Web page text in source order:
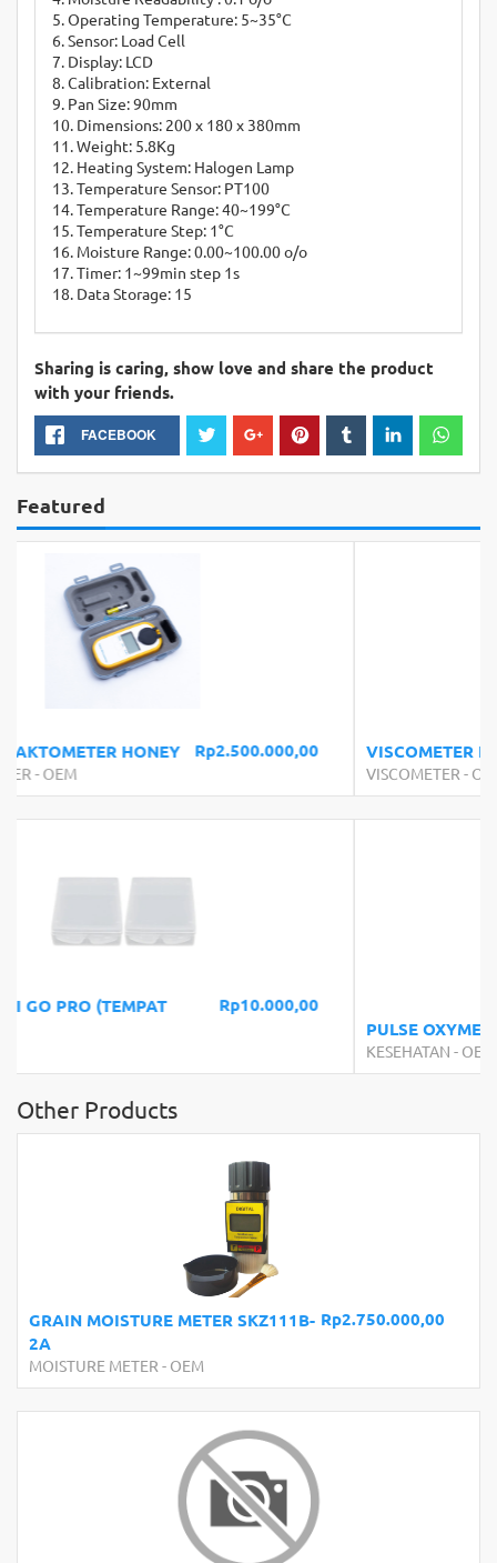
5. Operating Temperature: 5~35°C
6. Sensor: Load Cell
7. Display: LCD
8. Calibration: External
9. Pan Size: 90mm
10. Dimensions: 200 x 180 x 380mm
11. Weight: 5.8Kg
12. Heating System: Halogen Lamp
13. Temperature Sensor: PT100
14. Temperature Range: 40~199°C
15. Temperature Step: 1°C
16. Moisture Range: 0.00~100.00 o/o
17. Timer: 1~99min step 1s
18. Data Storage: 15
Sharing is caring, show love and share the product
with your friends.
FACEBOOK
Featured
Rp7.200.000,00
VISCOMETER NDJ-5S
VISCOMETER
Rp29.000,00
Other Products
Rp2.750.000,00
GRAIN MOISTURE METER SKZ111B-
2A
MOISTURE METER - OEM